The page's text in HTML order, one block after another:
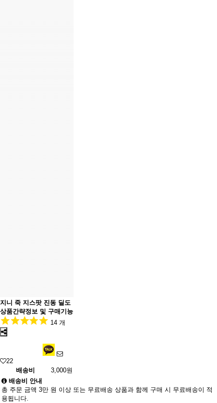
지니 죽 지스팟 진동 딜도
상품간략정보 및 구매기능
14 개
22
배송비
3,000원
배송비 안내
총 주문 금액 3만 원 이상 또는 무료배송 상품과 함께 구매 시 무료배송이 적
용됩니다.